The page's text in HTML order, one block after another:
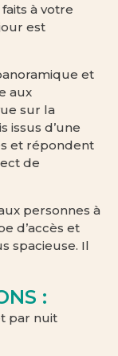
à votre
est
et
aux
sur la
issus d’une
et répondent
de
personnes à
d’accès et
spacieuse. Il
:
par nuit